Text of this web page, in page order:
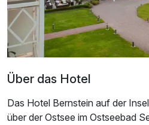
Über das Hotel
Das Hotel Bernstein auf der
über der Ostsee im Ostseebad